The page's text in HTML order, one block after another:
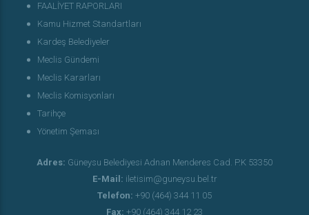
FAALİYET RAPORLARI
Kamu Hizmet Standartları
Kardeş Belediyeler
Meclis Gündemi
Meclis Kararları
Meclis Komisyonları
Tarihçe
Yönetim Şeması
Adres: Güneysu Belediyesi Adnan Menderes Cad. P.K 53350
E-Mail: iletisim@guneysu.bel.tr
Telefon: +90 (464) 344 11 05
Fax: +90 (464) 344 12 23